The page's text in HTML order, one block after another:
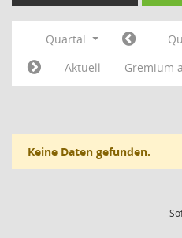
Quartal
Aktuell
Gremium
Keine Daten gefunden.